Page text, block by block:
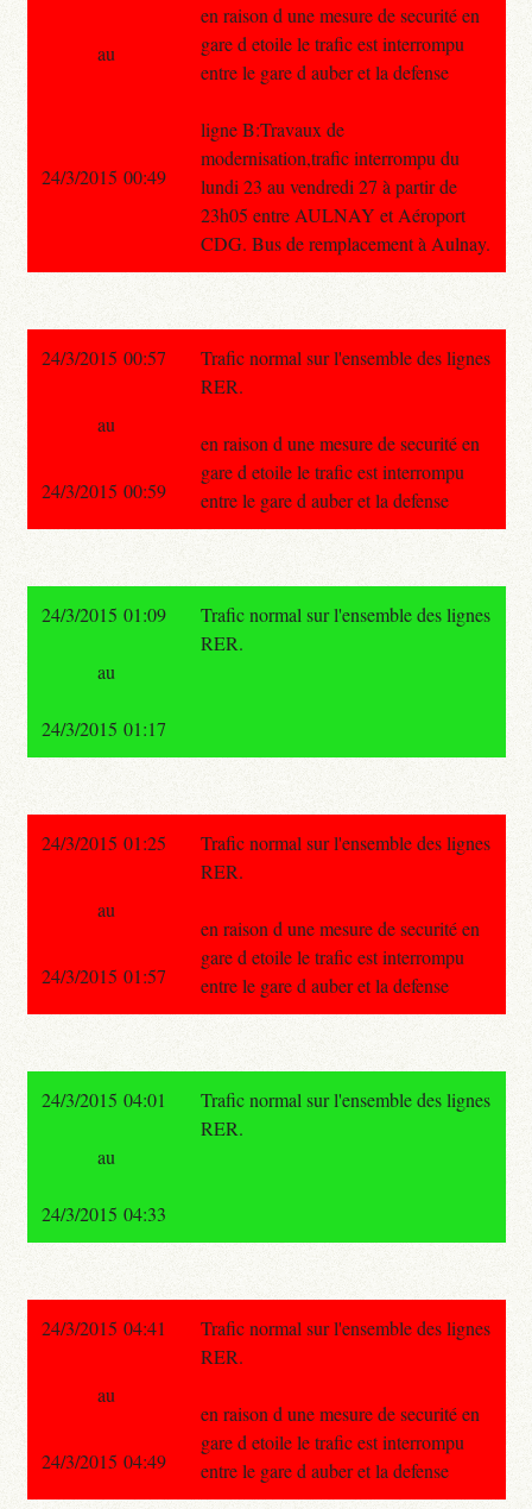
en raison d une mesure de securité en
gare d etoile le trafic est interrompu
entre le gare d auber et la defense
ligne B:Travaux de
modernisation,trafic interrompu du
lundi 23 au vendredi 27 à partir de
23h05 entre AULNAY et Aéroport
CDG. Bus de remplacement à Aulnay.
au
24/3/2015 00:49
24/3/2015 00:57
Trafic normal sur l'ensemble des lignes
RER.
en raison d une mesure de securité en
gare d etoile le trafic est interrompu
entre le gare d auber et la defense
au
24/3/2015 00:59
24/3/2015 01:09
Trafic normal sur l'ensemble des lignes
RER.
au
24/3/2015 01:17
24/3/2015 01:25
Trafic normal sur l'ensemble des lignes
RER.
en raison d une mesure de securité en
gare d etoile le trafic est interrompu
entre le gare d auber et la defense
au
24/3/2015 01:57
24/3/2015 04:01
Trafic normal sur l'ensemble des lignes
RER.
au
24/3/2015 04:33
24/3/2015 04:41
Trafic normal sur l'ensemble des lignes
RER.
en raison d une mesure de securité en
gare d etoile le trafic est interrompu
entre le gare d auber et la defense
au
24/3/2015 04:49